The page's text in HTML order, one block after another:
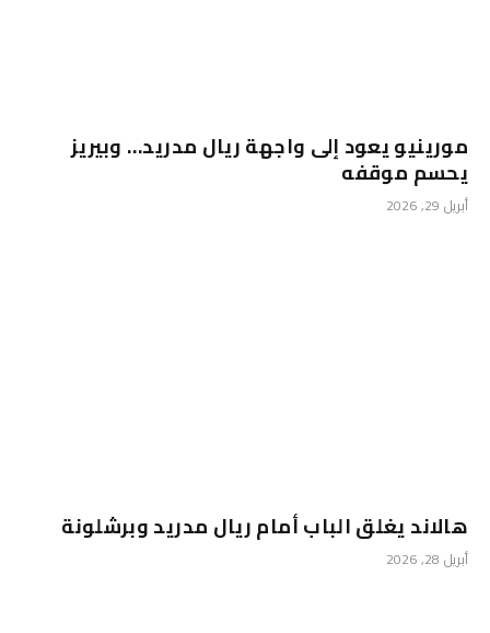
مورينيو يعود إلى واجهة ريال مدريد… وبيريز
يحسم موقفه
أبريل 29, 2026
هالاند يغلق الباب أمام ريال مدريد وبرشلونة
أبريل 28, 2026